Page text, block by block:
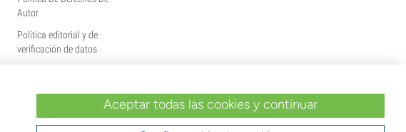
Autor
Política editorial y de
verificación de datos
Aceptar todas las cookies y continuar